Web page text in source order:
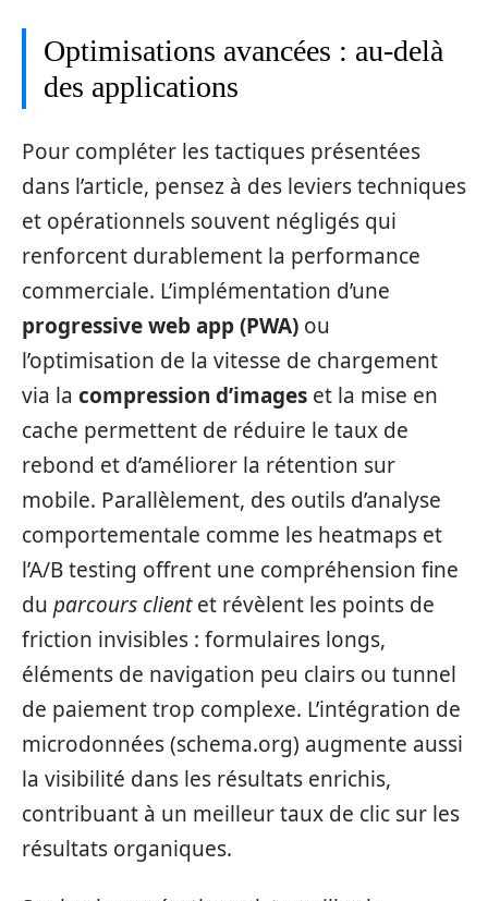
Optimisations avancées : au‑delà
des applications
Pour compléter les tactiques présentées
dans l’article, pensez à des leviers techniques
et opérationnels souvent négligés qui
renforcent durablement la performance
commerciale. L’implémentation d’une
progressive web app (PWA) ou
l’optimisation de la vitesse de chargement
via la compression d’images et la mise en
cache permettent de réduire le taux de
rebond et d’améliorer la rétention sur
mobile. Parallèlement, des outils d’analyse
comportementale comme les heatmaps et
l’A/B testing offrent une compréhension fine
du parcours clientet révèlent les points de
friction invisibles : formulaires longs,
éléments de navigation peu clairs ou tunnel
de paiement trop complexe. L’intégration de
microdonnées (schema.org) augmente aussi
la visibilité dans les résultats enrichis,
contribuant à un meilleur taux de clic sur les
résultats organiques.